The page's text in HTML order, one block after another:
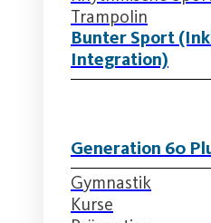
Trampolin
Bunter Sport
Integration)
Generation 60
Gymnastik
Kurse